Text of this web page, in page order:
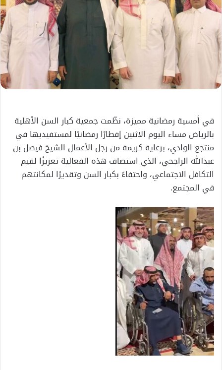
في أمسية رمضانية مميزة، نظّمت جمعية كبار السن الأهلية
بالرياض مساء اليوم الاثنين إفطارًا رمضانيًا لمستفيديها في
منتجع الوادي، برعاية كريمة من رجل الأعمال الشيخ فيصل بن
عبدالله الراجحي، الذي استضاف هذه الفعالية تعزيزًا لقيم
التكافل الاجتماعي، واحتفاءً بكبار السن وتقديرًا لمكانتهم
في المجتمع.